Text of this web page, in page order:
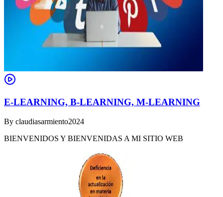
E-LEARNING, B-LEARNING, M-LEARNING
By claudiasarmiento2024
BIENVENIDOS Y BIENVENIDAS A MI SITIO WEB